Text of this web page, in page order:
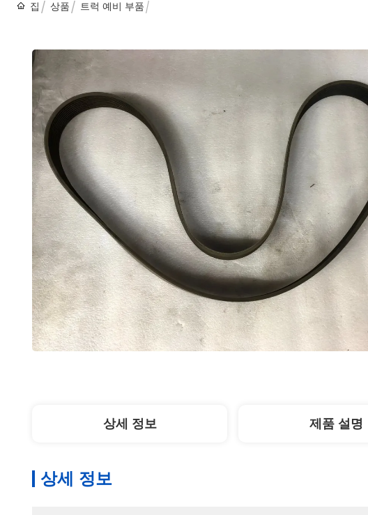
집 상품 트럭 예비 부품
상세 정보 제품 설명
상세 정보